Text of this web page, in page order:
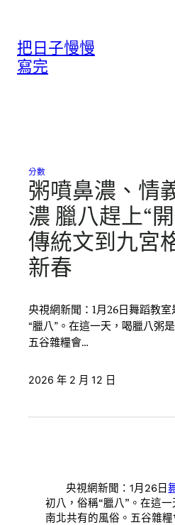
把日子慢慢
寫完
分數
粥噴鼻濃、情
濃 臘八趕上“
傳統文到九宮
新春
央視網新聞：1月26日舞蹈教
“臘八”。在這一天，喝臘八粥
五谷雜糧會…
2026 年 2 月 12 日
央視網新聞：1月26日
初八，俗稱“臘八”。在這
南北共有的風俗。五谷雜